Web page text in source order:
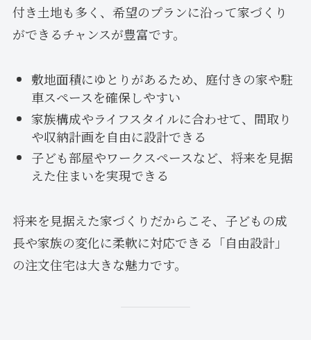
付き土地も多く、希望のプランに沿って家づくり
ができるチャンスが豊富です。
敷地面積にゆとりがあるため、庭付きの家や駐
車スペースを確保しやすい
家族構成やライフスタイルに合わせて、間取り
や収納計画を自由に設計できる
子ども部屋やワークスペースなど、将来を見据
えた住まいを実現できる
将来を見据えた家づくりだからこそ、子どもの成
長や家族の変化に柔軟に対応できる「自由設計」
の注文住宅は大きな魅力です。